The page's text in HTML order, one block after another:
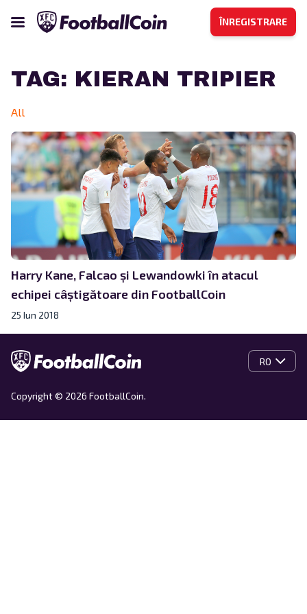
ÎNREGISTRARE
TAG: KIERAN TRIPIER
All
Harry Kane, Falcao și Lewandowki în atacul
echipei câștigătoare din FootballCoin
25 Iun 2018
RO
Copyright © 2026 FootballCoin.